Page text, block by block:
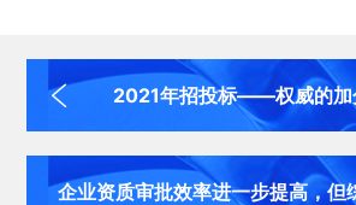
2021年招投标——权威的加
企业资质审批效率进一步提高，但